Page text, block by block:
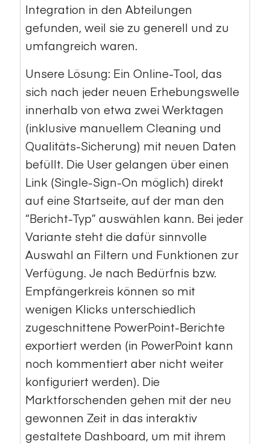
Integration in den Abteilungen
gefunden, weil sie zu generell und zu
umfangreich waren.
Unsere Lösung: Ein Online-Tool, das
sich nach jeder neuen Erhebungswelle
innerhalb von etwa zwei Werktagen
(inklusive manuellem Cleaning und
Qualitäts-Sicherung) mit neuen Daten
befüllt. Die User gelangen über einen
Link (Single-Sign-On möglich) direkt
auf eine Startseite, auf der man den
“Bericht-Typ” auswählen kann. Bei jeder
Variante steht die dafür sinnvolle
Auswahl an Filtern und Funktionen zur
Verfügung. Je nach Bedürfnis bzw.
Empfängerkreis können so mit
wenigen Klicks unterschiedlich
zugeschnittene PowerPoint-Berichte
exportiert werden (in PowerPoint kann
noch kommentiert aber nicht weiter
konfiguriert werden). Die
Marktforschenden gehen mit der neu
gewonnen Zeit in das interaktiv
gestaltete Dashboard, um mit ihrem